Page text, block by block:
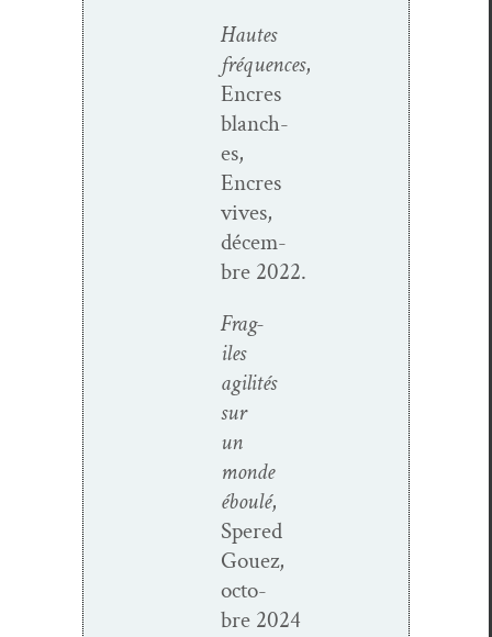
Hautes
fréquences,
Encres
blanch­
es,
Encres
vives,
décem­
bre 2022.
Frag­
iles
agilités
sur
un
monde
éboulé,
Spered
Gouez,
octo­
bre 2024